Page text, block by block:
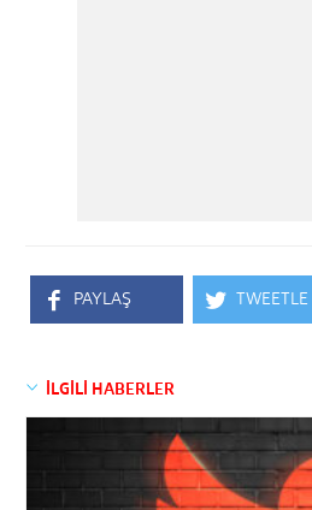
PAYLAŞ TWEETLE
İLGİLİ HABERLER